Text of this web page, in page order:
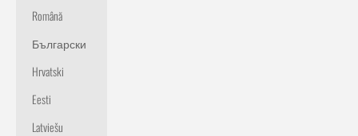
Română
Български
Hrvatski
Eesti
Latviešu